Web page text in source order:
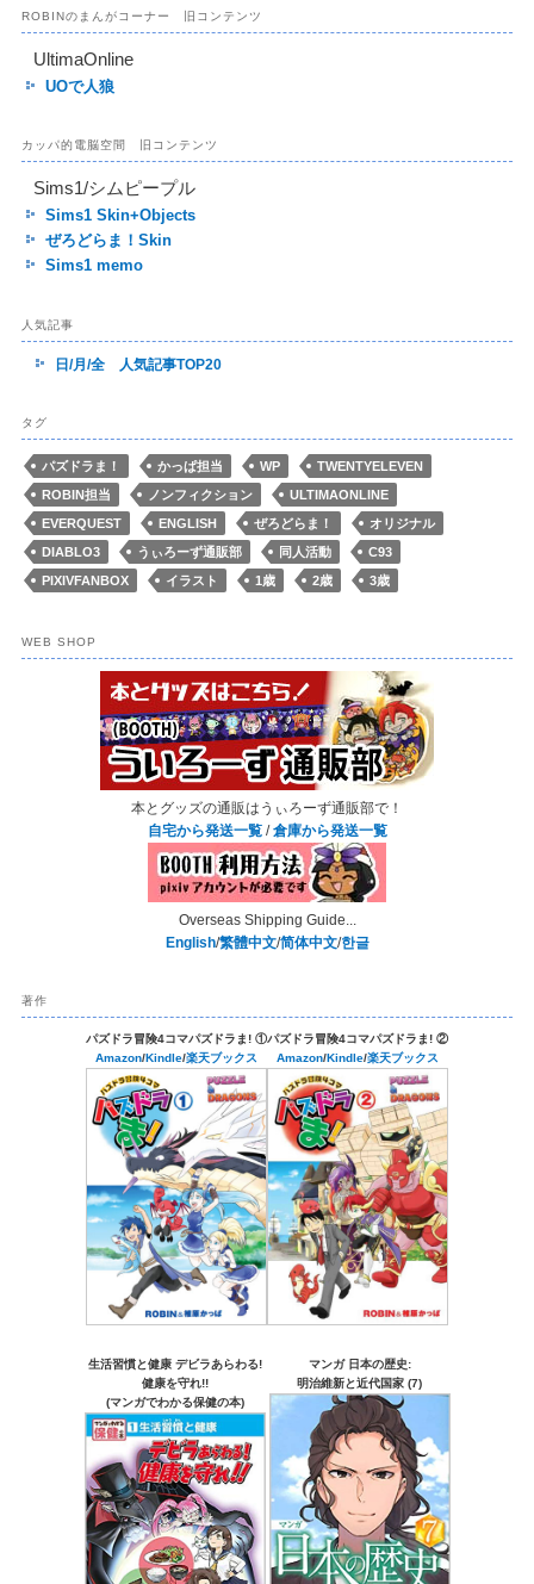
ROBINのまんがコーナー 旧コンテンツ
UltimaOnline
UOで人狼
カッパ的電脳空間 旧コンテンツ
Sims1/シムピープル
Sims1 Skin+Objects
ぜろどらま！Skin
Sims1 memo
人気記事
日/月/全 人気記事TOP20
タグ
パズドラま！ かっぱ担当 WP
TWENTYELEVEN
ROBIN担当
ノンフィクション
ULTIMAONLINE
EVERQUEST
ENGLISH ぜろどらま！
オリジナル
DIABLO3
うぃろーず通販部 同人活動
C93
PIXIVFANBOX
イラスト 1歳 2歳 3歳
WEB SHOP
本とグッズの通販はうぃろーず通販部で！
自宅から発送一覧/倉庫から発送一覧
Overseas Shipping Guide...
English/繁體中文/简体中文/한글
著作
パズドラ冒険4コマパズドラま! ①
Amazon/Kindle/楽天ブックス
パズドラ冒険4コマパズドラま! ②
Amazon/Kindle/楽天ブックス
生活習慣と健康 デビラあらわる!
健康を守れ!!
(マンガでわかる保健の本)
マンガ 日本の歴史:
明治維新と近代国家 (7)